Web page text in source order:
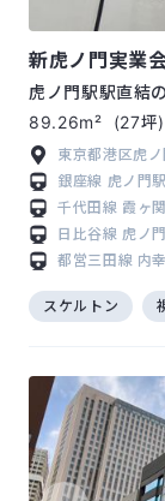
新虎ノ門実業
虎ノ門駅駅直結
89.26m²
(27坪)
東京都港区虎
銀座線 虎ノ門駅
千代田線 霞ヶ
日比谷線 虎ノ
都営三田線 内
スケルトン